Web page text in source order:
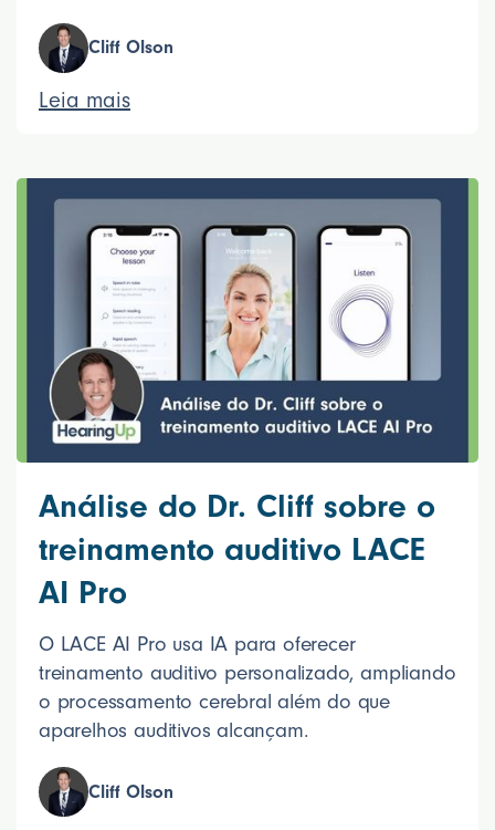
Cliff Olson
Leia mais
Análise do Dr. Cliff sobre o
treinamento auditivo LACE
AI Pro
O LACE AI Pro usa IA para oferecer
treinamento auditivo personalizado, ampliando
o processamento cerebral além do que
aparelhos auditivos alcançam.
Cliff Olson